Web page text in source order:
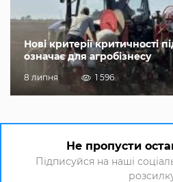
Нові критерії критичності
означає для агробізнесу
8 липня 1 596
Не пропусти
Підписуйся на наші